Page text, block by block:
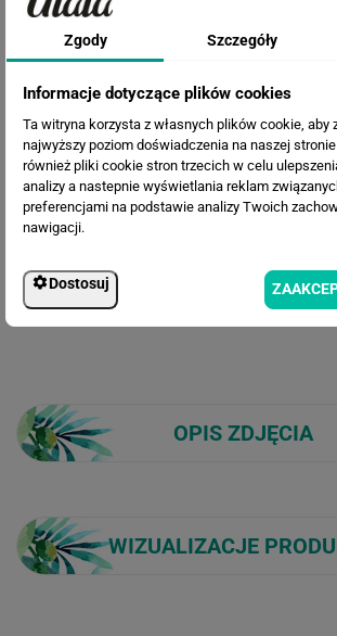
Cena przed rabatem:260.34 zł
Rabat:69.04 zł
Cena po rabacie:191.30
OPIS ZDJĘCIA
WIZUALIZACJE
Zgody Szczegóły
Informacje dotyczące plików cookies
Ta witryna korzysta z własnych plików cookie, aby
najwyższy poziom doświadczenia na naszej
również pliki cookie stron trzecich w celu
analizy a nastepnie wyświetlania reklam
preferencjami na podstawie analizy Twoich
nawigacji.
Dostosuj